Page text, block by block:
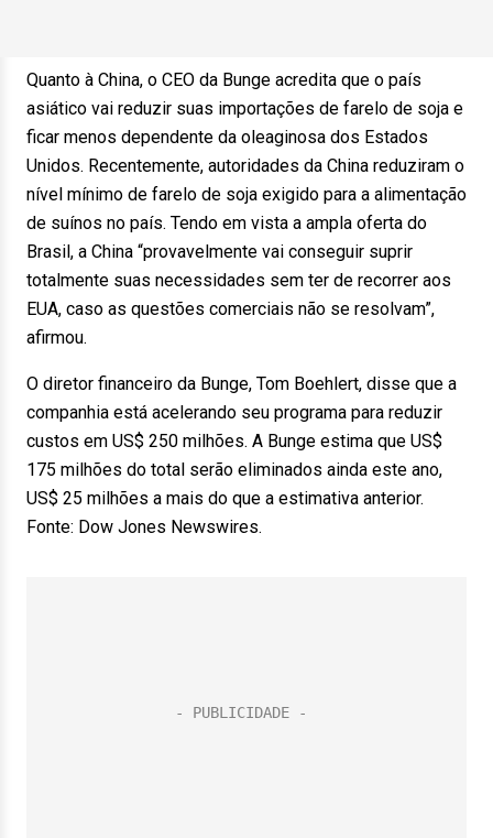
Quanto à China, o CEO da Bunge acredita que o país
asiático vai reduzir suas importações de farelo de soja e
ficar menos dependente da oleaginosa dos Estados
Unidos. Recentemente, autoridades da China reduziram o
nível mínimo de farelo de soja exigido para a alimentação
de suínos no país. Tendo em vista a ampla oferta do
Brasil, a China “provavelmente vai conseguir suprir
totalmente suas necessidades sem ter de recorrer aos
EUA, caso as questões comerciais não se resolvam”,
afirmou.
O diretor financeiro da Bunge, Tom Boehlert, disse que a
companhia está acelerando seu programa para reduzir
custos em US$ 250 milhões. A Bunge estima que US$
175 milhões do total serão eliminados ainda este ano,
US$ 25 milhões a mais do que a estimativa anterior.
Fonte: Dow Jones Newswires.